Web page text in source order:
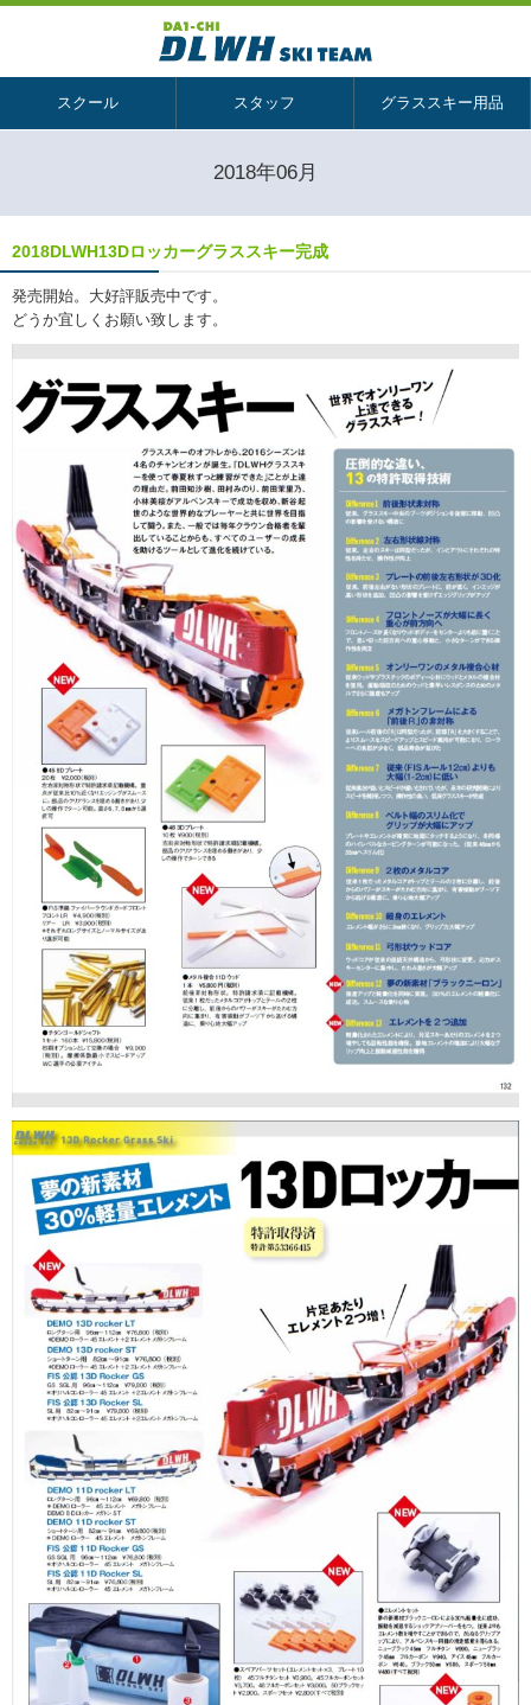
スクール スタッフ グラススキー用品
2018年06月
2018DLWH13Dロッカーグラススキー完成
発売開始。大好評販売中です。
どうか宜しくお願い致します。